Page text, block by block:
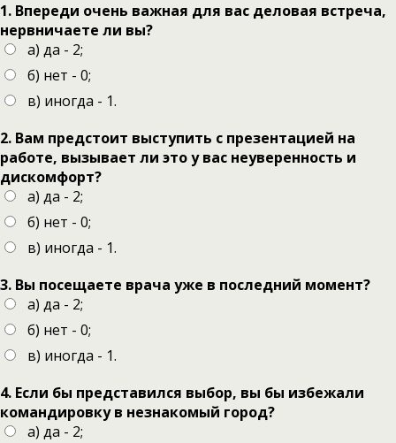
1. Впереди очень важная для вас деловая встреча,
нервничаете ли вы?
а) да - 2;
б) нет - 0;
в) иногда - 1.
2. Вам предстоит выступить с презентацией на
работе, вызывает ли это у вас неуверенность и
дискомфорт?
а) да - 2;
б) нет - 0;
в) иногда - 1.
3. Вы посещаете врача уже в последний момент?
а) да - 2;
б) нет - 0;
в) иногда - 1.
4. Если бы представился выбор, вы бы избежали
командировку в незнакомый город?
а) да - 2;